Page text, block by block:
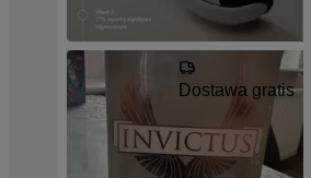
Dostawa gratis